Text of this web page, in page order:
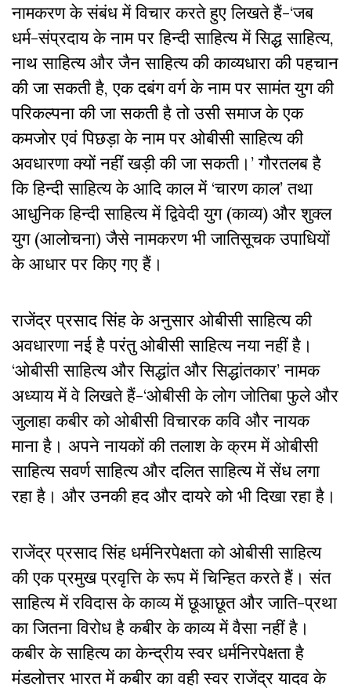
नामकरण के संबंध में विचार करते हुए लिखते हैं-‘जब
धर्म-संप्रदाय के नाम पर हिन्दी साहित्य में सिद्ध साहित्य,
नाथ साहित्य और जैन साहित्य की काव्यधारा की पहचान
की जा सकती है, एक दबंग वर्ग के नाम पर सामंत युग की
परिकल्पना की जा सकती है तो उसी समाज के एक
कमजोर एवं पिछड़ा के नाम पर ओबीसी साहित्य की
अवधारणा क्यों नहीं खड़ी की जा सकती।’ गौरतलब है
कि हिन्दी साहित्य के आदि काल में ‘चारण काल’ तथा
आधुनिक हिन्दी साहित्य में द्विवेदी युग (काव्य) और शुक्ल
युग (आलोचना) जैसे नामकरण भी जातिसूचक उपाधियों
के आधार पर किए गए हैं।
राजेंद्र प्रसाद सिंह के अनुसार ओबीसी साहित्य की
अवधारणा नई है परंतु ओबीसी साहित्य नया नहीं है।
‘ओबीसी साहित्य और सिद्धांत और सिद्धांतकार’ नामक
अध्याय में वे लिखते हैं-‘ओबीसी के लोग जोतिबा फुले और
जुलाहा कबीर को ओबीसी विचारक कवि और नायक
माना है। अपने नायकों की तलाश के क्रम में ओबीसी
साहित्य सवर्ण साहित्य और दलित साहित्य में सेंध लगा
रहा है। और उनकी हद और दायरे को भी दिखा रहा है।
राजेंद्र प्रसाद सिंह धर्मनिरपेक्षता को ओबीसी साहित्य
की एक प्रमुख प्रवृत्ति के रूप में चिन्हित करते हैं। संत
साहित्य में रविदास के काव्य में छूआछूत और जाति-प्रथा
का जितना विरोध है कबीर के काव्य में वैसा नहीं है।
कबीर के साहित्य का केन्द्रीय स्वर धर्मनिरपेक्षता है
मंडलोत्तर भारत में कबीर का वही स्वर राजेंद्र यादव के